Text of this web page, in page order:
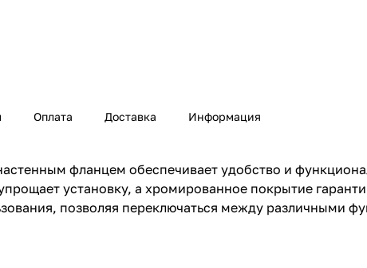
Оплата Доставка Информация
фланцем обеспечивает удобство и
установку, а хромированное покрытие
позволяя переключаться между различными